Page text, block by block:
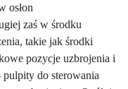
osłon
zaś w środku
takie jak środki
pozycje uzbrojenia i
pulpity do sterowania